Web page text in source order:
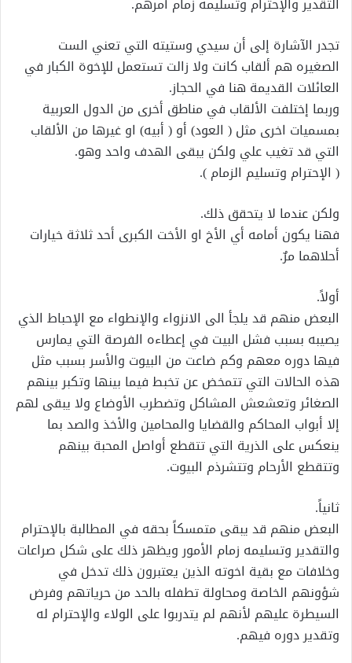
تجدر الآشارة إلى أن سيدي وستيته التي تعني الست
الصغيره هم ألقاب كانت ولا زالت تستعمل للإخوة الكبار في
العائلات القديمة هنا في الحجاز.
وربما إختلفت الألقاب في مناطق أخرى من الدول العربية
بمسميات اخرى مثل ( العود) أو ( أبيه) او غيرها من الألقاب
التي قد تغيب علي ولكن يبقى الهدف واحد وهو.
( الإحترام وتسليم الزمام ).
ولكن عندما لا يتحقق ذلك.
فهنا يكون أمامه أي الأخ او الأخت الكبرى أحد ثلاثة خيارات
أحلاهما مرٌ.
أولاً.
البعض منهم قد يلجأ الى الانزواء والإنطواء مع الإحباط الذي
يصيبه بسبب فشل البيت في إعطاءه الفرصة التي يمارس
فيها دوره معهم وكم ضاعت من البيوت والأسر بسبب مثل
هذه الحالات التي تتمخض عن تخبط فيما بينها وتكبر بينهم
الصغائر وتعشعش المشاكل وتضطرب الأوضاع ولا يبقى لهم
إلا أبواب المحاكم والقضايا والمحامين والأخذ والصد بما
ينعكس على الذرية التي تتقطع أواصل المحبة بينهم
وتتقطع الأرحام وتتشرذم البيوت.
ثانياً.
البعض منهم قد يبقى متمسكاً بحقه في المطالبة بالإحترام
والتقدير وتسليمه زمام الأمور ويظهر ذلك على شكل صراعات
وخلافات مع بقية اخوته الذين يعتبرون ذلك تدخل في
شؤونهم الخاصة ومحاولة تطفله بالحد من حرياتهم وفرض
السيطرة عليهم لأنهم لم يتدربوا على الولاء والإحترام له
وتقدير دوره فيهم.